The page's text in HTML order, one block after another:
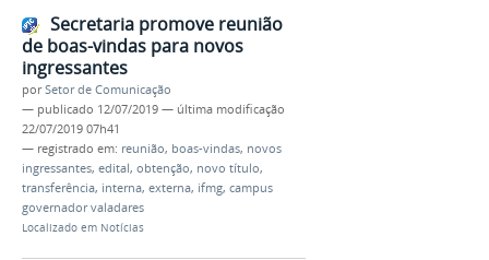
Secretaria promove reunião
de boas-vindas para novos
ingressantes
porSetor de Comunicação
— publicado 12/07/2019 — última modificação
22/07/2019 07h41
— registrado em: reunião, boas-vindas, novos
ingressantes, edital, obtenção, novo título,
transferência, interna, externa, ifmg, campus
governador valadares
Localizado em Notícias